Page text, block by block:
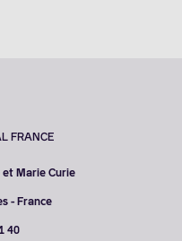
FRANCE
et Marie Curie
- France
40